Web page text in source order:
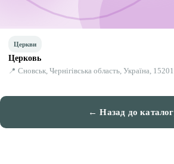
Церкви
Церковь
📍 Сновськ, Чернігівська область, Україна, 15201
← Назад до